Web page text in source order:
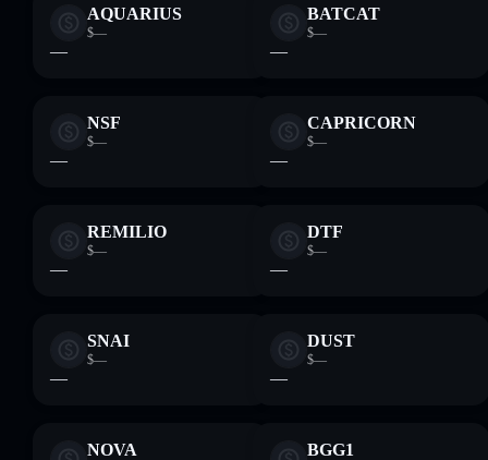
AQUARIUS
$—
—
BATCAT
$—
—
NSF
$—
—
CAPRICORN
$—
—
REMILIO
$—
—
DTF
$—
—
SNAI
$—
—
DUST
$—
—
NOVA BGG1